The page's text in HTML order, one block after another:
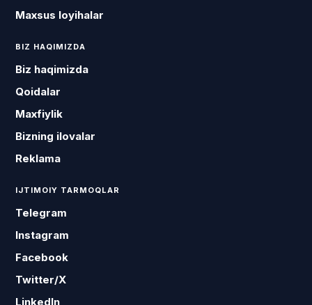
Maxsus loyihalar
BIZ HAQIMIZDA
Biz haqimizda
Qoidalar
Maxfiylik
Bizning ilovalar
Reklama
IJTIMOIY TARMOQLAR
Telegram
Instagram
Facebook
Twitter/X
LinkedIn